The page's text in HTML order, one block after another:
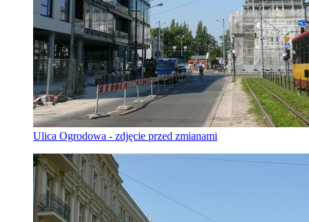
Ulica Ogrodowa - zdjęcie przed zmianami